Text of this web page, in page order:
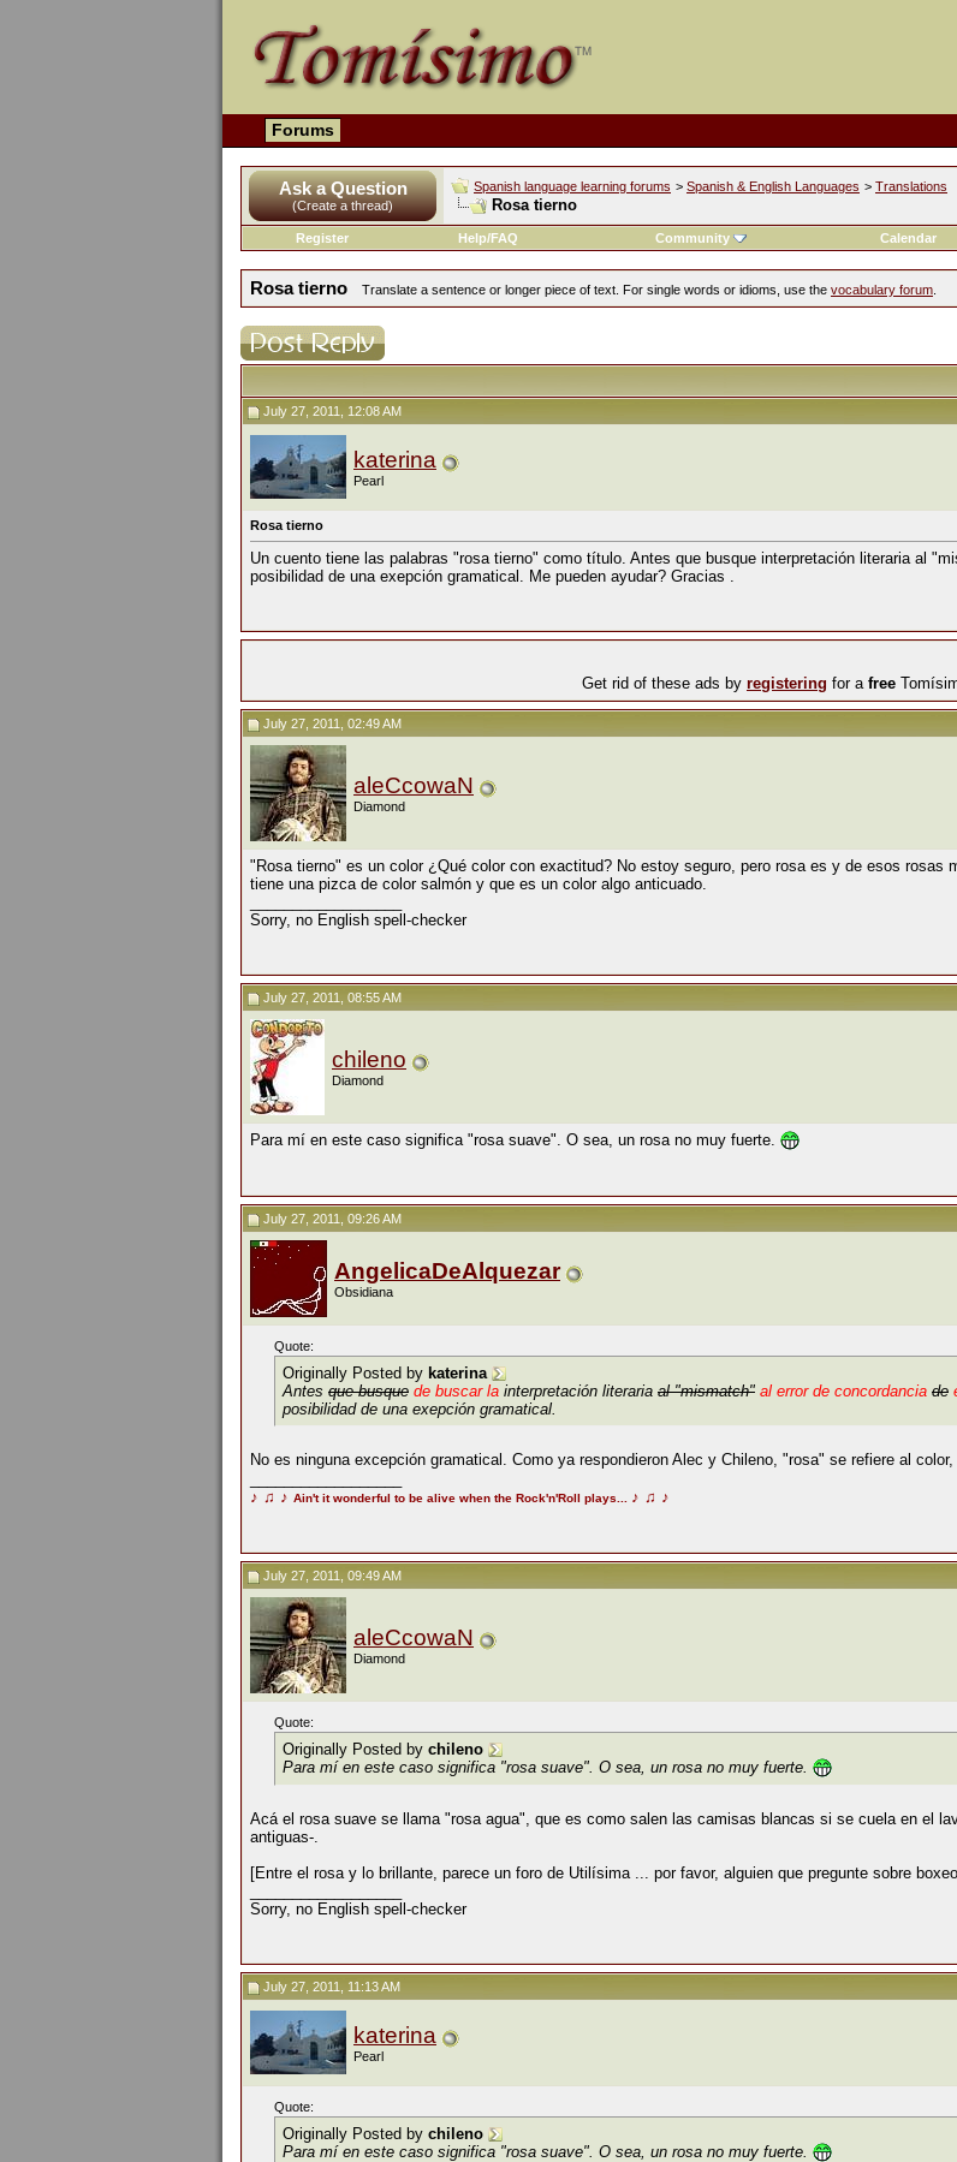
Forums
Ask a Question
(Create a thread)
Spanish language learning forums > Spanish & English Languages > Translations
Rosa tierno
Register
Help/FAQ Community Calendar
Rosa tierno Translate a sentence or longer piece of text. For single words or idioms, use the vocabulary forum
July 27, 2011, 12:08 AM
katerina
Pearl
Rosa tierno
Un cuento tiene las palabras "rosa tierno" como título. Antes que busque interpretación literaria al
posibilidad de una exepción gramatical. Me pueden ayudar? Gracias .
Get rid of these ads by registering for a free
July 27, 2011, 02:49 AM
aleCcowaN
Diamond
"Rosa tierno" es un color ¿Qué color con exactitud? No estoy seguro, pero rosa es y de esos rosas
tiene una pizca de color salmón y que es un color algo anticuado.
Sorry, no English spell-checker
July 27, 2011, 08:55 AM
chileno
Diamond
Para mí en este caso significa "rosa suave". O sea, un rosa no muy fuerte.
July 27, 2011, 09:26 AM
AngelicaDeAlquezar
Obsidiana
Quote:
Originally Posted by katerina
Antes que busque de buscar la interpretación literaria al "mismatch" al error de concordancia de
posibilidad de una exepción gramatical.
No es ninguna excepción gramatical. Como ya respondieron Alec y Chileno, "rosa" se refiere al color,
♪ ♫ ♪ Ain't it wonderful to be alive when the Rock'n'Roll plays... ♪ ♫ ♪
July 27, 2011, 09:49 AM
aleCcowaN
Diamond
Quote:
Originally Posted by chileno
Para mí en este caso significa "rosa suave". O sea, un rosa no muy fuerte.
Acá el rosa suave se llama "rosa agua", que es como salen las camisas blancas si se cuela en el
antiguas-.
[Entre el rosa y lo brillante, parece un foro de Utilísima ... por favor, alguien que pregunte sobre
Sorry, no English spell-checker
July 27, 2011, 11:13 AM
katerina
Pearl
Quote:
Originally Posted by chileno
Para mí en este caso significa "rosa suave". O sea, un rosa no muy fuerte.